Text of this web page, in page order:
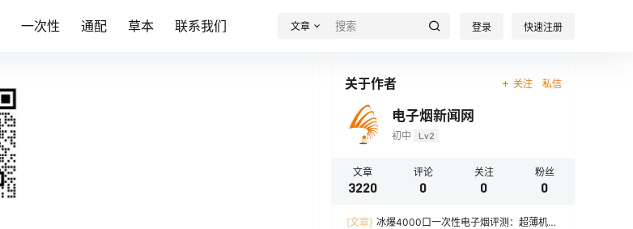
一次性 通配 草本 联系我们 文章 登录 快速注册
关于作者 关注 私信
电子烟新闻网
初中 Lv2
文章
3220
评论
0
关注
0
粉丝
0
[文章] 冰爆4000口一次性电子烟评测：超薄机